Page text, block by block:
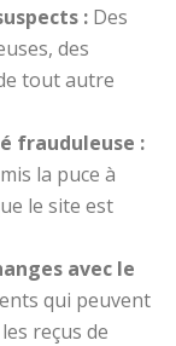
: Des
des
tout autre
frauduleuse :
la puce à
le site est
avec le
qui peuvent
reçus de